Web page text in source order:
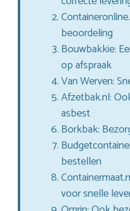
beoordeling
Bouwbakkie:
op afspraak
Van Werven:
Afzetbak.nl:
asbest
Borkbak:
bestellen
voor snelle